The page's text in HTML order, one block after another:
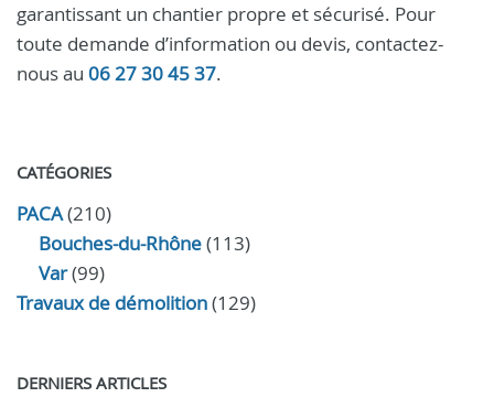
garantissant un chantier propre et sécurisé. Pour
toute demande d’information ou devis, contactez-
nous au 06 27 30 45 37.
CATÉGORIES
PACA(210)
Bouches-du-Rhône(113)
Var(99)
Travaux de démolition(129)
DERNIERS ARTICLES